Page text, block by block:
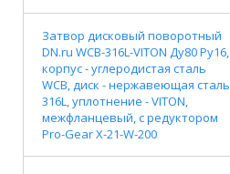
Затвор дисковый поворотный
DN.ru WCB-316L-VITON Ду80 Ру16,
корпус - углеродистая сталь
WCB, диск - нержавеющая сталь
316L, уплотнение - VITON,
межфланцевый, с редуктором
Pro-Gear X-21-W-200